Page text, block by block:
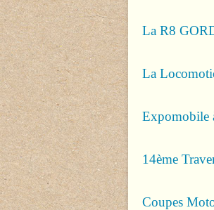
La R8
La
Expomobile
14ème
Coupes